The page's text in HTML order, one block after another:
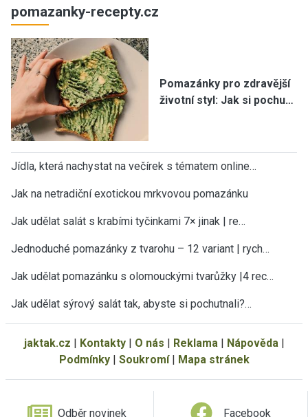
pomazanky-recepty.cz
Pomazánky pro zdravější
životní styl: Jak si pochu…
Jídla, která nachystat na večírek s tématem online…
Jak na netradiční exotickou mrkvovou pomazánku
Jak udělat salát s krabími tyčinkami 7× jinak | re…
Jednoduché pomazánky z tvarohu – 12 variant | rych…
Jak udělat pomazánku s olomouckými tvarůžky |4 rec…
Jak udělat sýrový salát tak, abyste si pochutnali?…
jaktak.cz | Kontakty| O nás | Reklama | Nápověda |
Podmínky| Soukromí| Mapa stránek
Odběr novinek Facebook